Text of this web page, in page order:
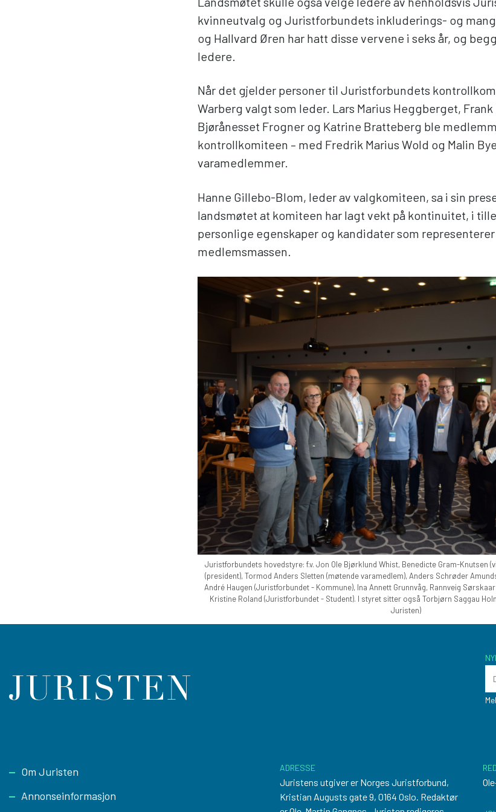
kvinneutvalg og Juristforbundets inkluderings- og
og Hallvard Øren har hatt disse vervene i seks år, og
ledere.
Når det gjelder personer til Juristforbundets
Warberg valgt som leder. Lars Marius Heggberget, Frank
Bjørånesset Frogner og Katrine Bratteberg ble
kontrollkomiteen – med Fredrik Marius Wold og Malin
varamedlemmer.
Hanne Gillebo-Blom, leder av valgkomiteen, sa i sin
landsmøtet at komiteen har lagt vekt på kontinuitet, i
personlige egenskaper og kandidater som
medlemsmassen.
Juristforbundets hovedstyre: f.v. Jon Ole Bjørklund Whist, Benedicte Gram-Knutsen
(president), Tormod Anders Sletten (møtende varamedlem), Anders Schrøder
André Haugen (Juristforbundet - Kommune), Ina Annett Grunnvåg, Rannveig
Kristine Roland (Juristforbundet - Student). I styret sitter også Torbjørn Saggau
Juristen)
Footer
Om Juristen
Annonseinformasjon
ADRESSE
Juristens utgiver er Norges Juristforbund,
Kristian Augusts gate 9, 0164 Oslo. Redaktør